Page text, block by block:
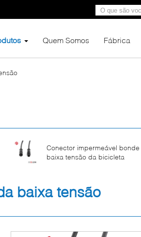
Quem Somos Fábrica
Conector impermeável bonde
baixa tensão da bicicleta
baixa tensão